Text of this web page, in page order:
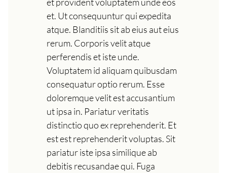
et. Ut consequuntur qui expedita
atque. Blanditiis sit ab eius aut eius
rerum. Corporis velit atque
perferendis et iste unde.
Voluptatem id aliquam quibusdam
consequatur optio rerum. Esse
doloremque velit est accusantium
ut ipsa in. Pariatur veritatis
distinctio quo ex reprehenderit. Et
est est reprehenderit voluptas. Sit
pariatur iste ipsa similique ab
debitis recusandae qui. Fuga